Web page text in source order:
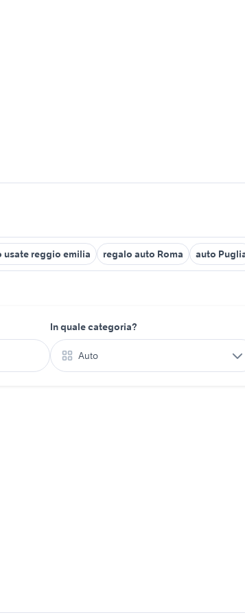
usate reggio emilia regalo auto Roma auto
In quale categoria?
Auto